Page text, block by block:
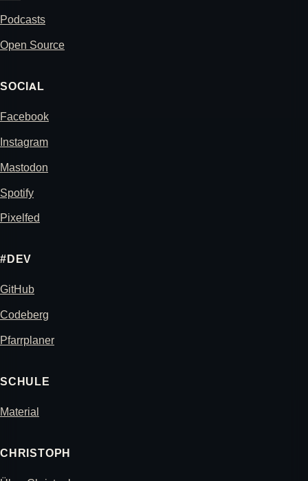
Podcasts
Open Source
SOCIAL
Facebook
Instagram
Mastodon
Spotify
Pixelfed
#DEV
GitHub
Codeberg
Pfarrplaner
SCHULE
Material
CHRISTOPH